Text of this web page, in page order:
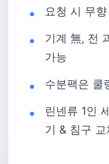
요청 시 무
기계 無, 전
가능
수분팩은 쿨
린넨류 1인
기 & 침구 교